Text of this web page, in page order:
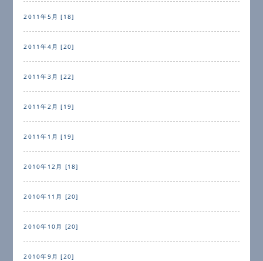
2011年5月 [18]
2011年4月 [20]
2011年3月 [22]
2011年2月 [19]
2011年1月 [19]
2010年12月 [18]
2010年11月 [20]
2010年10月 [20]
2010年9月 [20]